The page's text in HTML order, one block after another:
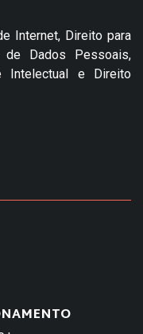
Internet, Direito para
de Dados Pessoais,
Intelectual e Direito